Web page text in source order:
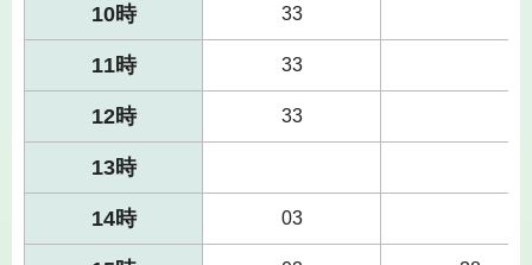
10時 33
11時 33
12時 33
13時
14時 03